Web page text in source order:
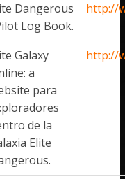
Dangerous
Log Book.
http://
Galaxy
a
para
de la
Elite
http://